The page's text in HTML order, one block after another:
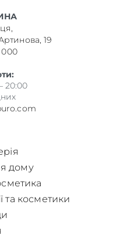
19
000
20:00
дому
та косметики